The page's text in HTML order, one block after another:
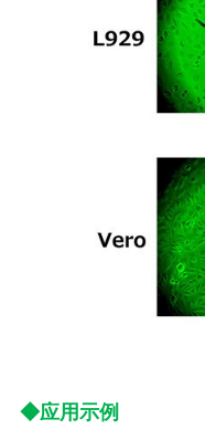
◆应用示例